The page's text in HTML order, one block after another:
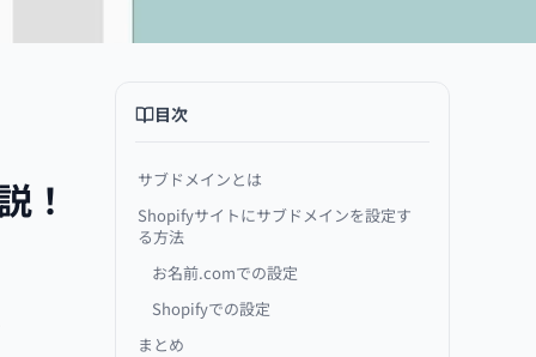
！
目次
サブドメインとは
Shopifyサイトにサブドメインを設定す
る方法
お名前.comでの設定
Shopifyでの設定
まとめ